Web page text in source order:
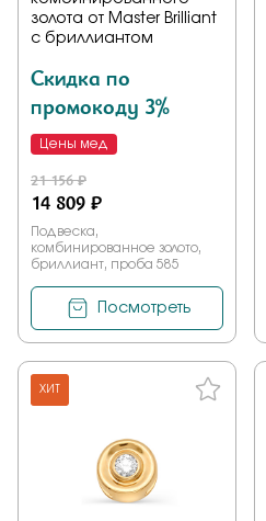
золота от Master Brilliant
с бриллиантом
Скидка по
промокоду 3%
Цены мед
21 156 ₽
14 809 ₽
Подвеска,
комбинированное золото,
бриллиант, проба 585
Посмотреть
ХИТ